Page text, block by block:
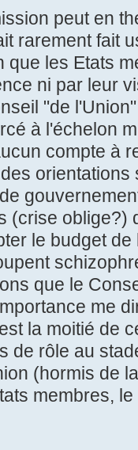
peut en
rarement fait
que les Etats
ni par leur
"de
à l'échelon
compte à
(crise oblige?)
le budget
que le
me
la moitié de
de rôle au
(hormis de
membres,